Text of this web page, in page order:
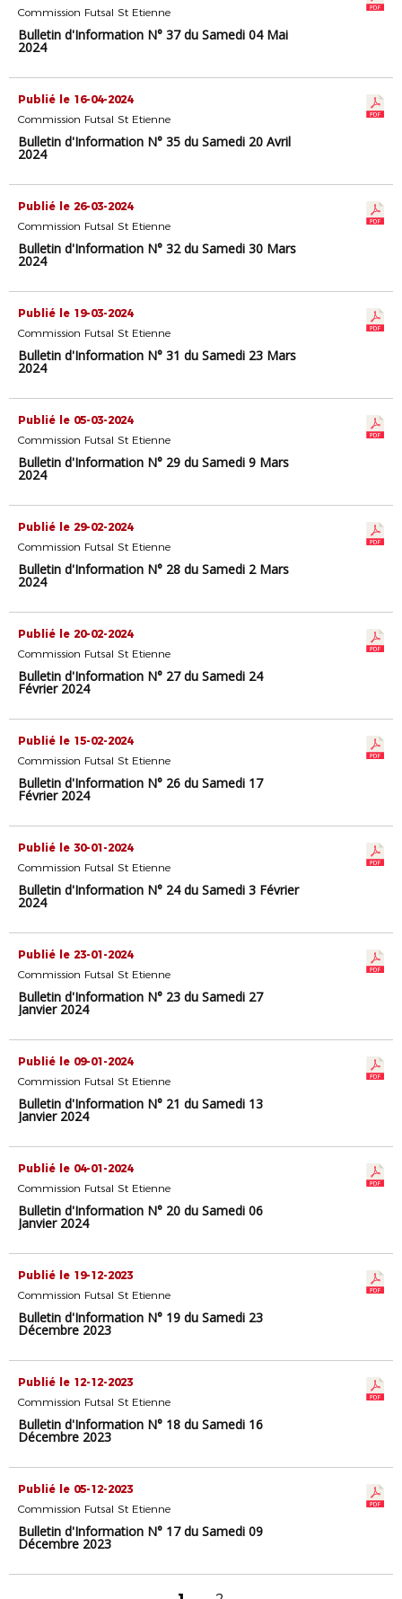
Commission Futsal St Etienne
Bulletin d'Information N° 37 du Samedi 04 Mai
2024
Publié le 16-04-2024
Commission Futsal St Etienne
Bulletin d'Information N° 35 du Samedi 20 Avril
2024
Publié le 26-03-2024
Commission Futsal St Etienne
Bulletin d'Information N° 32 du Samedi 30 Mars
2024
Publié le 19-03-2024
Commission Futsal St Etienne
Bulletin d'Information N° 31 du Samedi 23 Mars
2024
Publié le 05-03-2024
Commission Futsal St Etienne
Bulletin d'Information N° 29 du Samedi 9 Mars
2024
Publié le 29-02-2024
Commission Futsal St Etienne
Bulletin d'Information N° 28 du Samedi 2 Mars
2024
Publié le 20-02-2024
Commission Futsal St Etienne
Bulletin d'Information N° 27 du Samedi 24
Février 2024
Publié le 15-02-2024
Commission Futsal St Etienne
Bulletin d'Information N° 26 du Samedi 17
Février 2024
Publié le 30-01-2024
Commission Futsal St Etienne
Bulletin d'Information N° 24 du Samedi 3 Février
2024
Publié le 23-01-2024
Commission Futsal St Etienne
Bulletin d'Information N° 23 du Samedi 27
Janvier 2024
Publié le 09-01-2024
Commission Futsal St Etienne
Bulletin d'Information N° 21 du Samedi 13
Janvier 2024
Publié le 04-01-2024
Commission Futsal St Etienne
Bulletin d'Information N° 20 du Samedi 06
Janvier 2024
Publié le 19-12-2023
Commission Futsal St Etienne
Bulletin d'Information N° 19 du Samedi 23
Décembre 2023
Publié le 12-12-2023
Commission Futsal St Etienne
Bulletin d'Information N° 18 du Samedi 16
Décembre 2023
Publié le 05-12-2023
Commission Futsal St Etienne
Bulletin d'Information N° 17 du Samedi 09
Décembre 2023